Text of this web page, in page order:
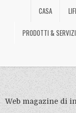
CASA
PRODOTTI & SERVIZI
Web magazine di